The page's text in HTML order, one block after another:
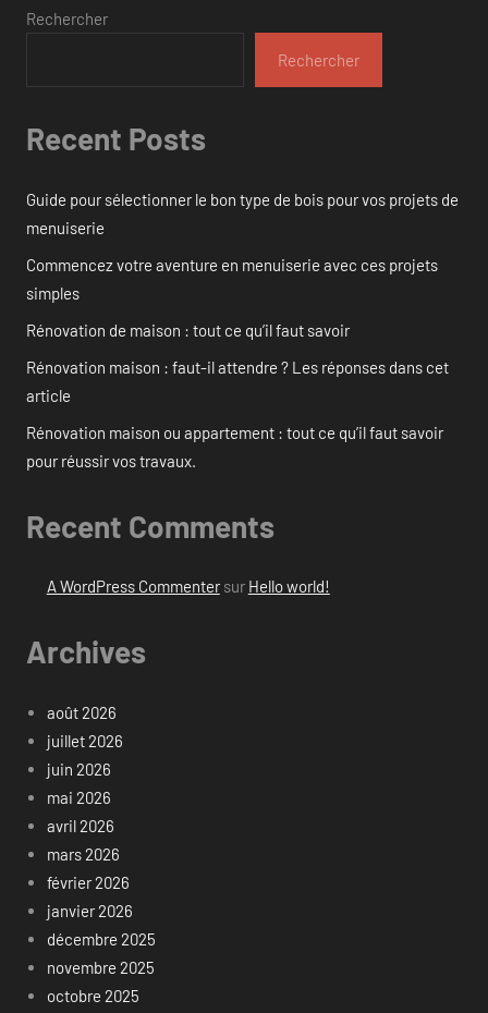
Rechercher
Rechercher
Recent Posts
Guide pour sélectionner le bon type de bois pour vos projets de
menuiserie
Commencez votre aventure en menuiserie avec ces projets
simples
Rénovation de maison : tout ce qu’il faut savoir
Rénovation maison : faut-il attendre ? Les réponses dans cet
article
Rénovation maison ou appartement : tout ce qu’il faut savoir
pour réussir vos travaux.
Recent Comments
A WordPress Commentersur Hello world!
Archives
août 2026
juillet 2026
juin 2026
mai 2026
avril 2026
mars 2026
février 2026
janvier 2026
décembre 2025
novembre 2025
octobre 2025